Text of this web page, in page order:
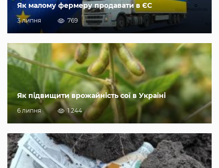
Як малому фермеру продавати в ЄС
3 липня 769
Як підвищити врожайність сої в Україні
6 липня 1 244